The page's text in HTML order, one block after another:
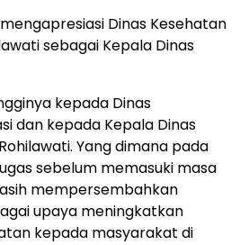
Dinas Kesehatan
sebagai Kepala Dinas
kepada Dinas
dan kepada Kepala Dinas
Yang dimana pada
sebelum memasuki masa
mempersembahkan
upaya meningkatkan
kepada masyarakat di